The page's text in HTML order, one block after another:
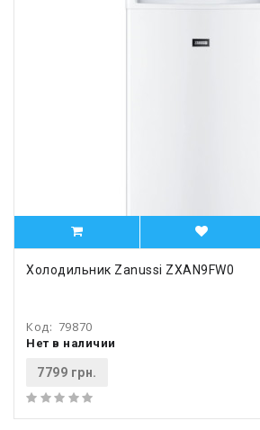
Холодильник Zanussi ZXAN9FW0
Код: 79870
Нет в наличии
7799 грн.